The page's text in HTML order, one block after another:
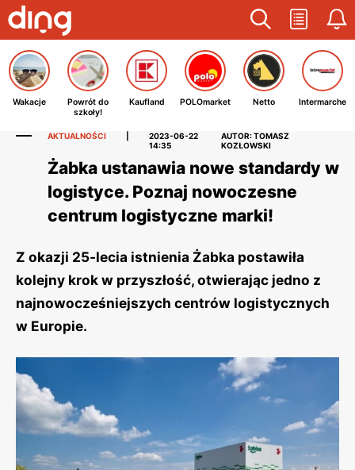
Wakacje
Powrót do
szkoły!
Kaufland POLOmarket Netto Intermarche
AKTUALNOŚCI
2023-06-22
14:35
AUTOR: TOMASZ
KOZŁOWSKI
Żabka ustanawia nowe standardy w
logistyce. Poznaj nowoczesne
centrum logistyczne marki!
Z okazji 25-lecia istnienia Żabka postawiła
kolejny krok w przyszłość, otwierając jedno z
najnowocześniejszych centrów logistycznych
w Europie.